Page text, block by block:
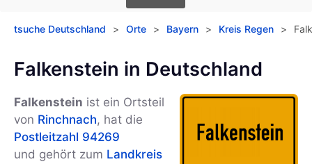
tsuche Deutschland > Orte > Bayern > Kreis Regen >
Falkenstein in Deutschland
Falkenstein ist ein Ortsteil
von Rinchnach, hat die
Postleitzahl 94269
und gehört zum Landkreis